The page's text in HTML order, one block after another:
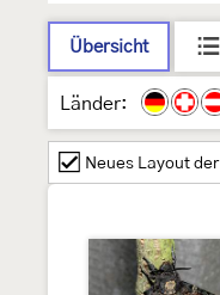
Übersicht
Länder:
Neues Layout